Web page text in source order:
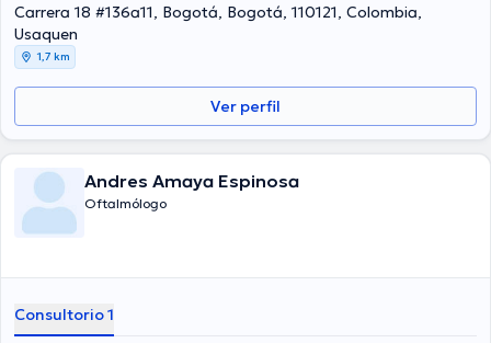
Carrera 18 #136a11, Bogotá, Bogotá, 110121, Colombia,
Usaquen
1,7 km
Ver perfil
Andres Amaya Espinosa
Oftalmólogo
Consultorio 1